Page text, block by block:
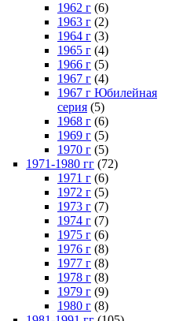
1962 г (6)
1963 г (2)
1964 г (3)
1965 г (4)
1966 г (5)
1967 г (4)
1967 г Юбилейная
серия (5)
1968 г (6)
1969 г (5)
1970 г (5)
1971-1980 гг (72)
1971 г (6)
1972 г (5)
1973 г (7)
1974 г (7)
1975 г (6)
1976 г (8)
1977 г (8)
1978 г (8)
1979 г (9)
1980 г (8)